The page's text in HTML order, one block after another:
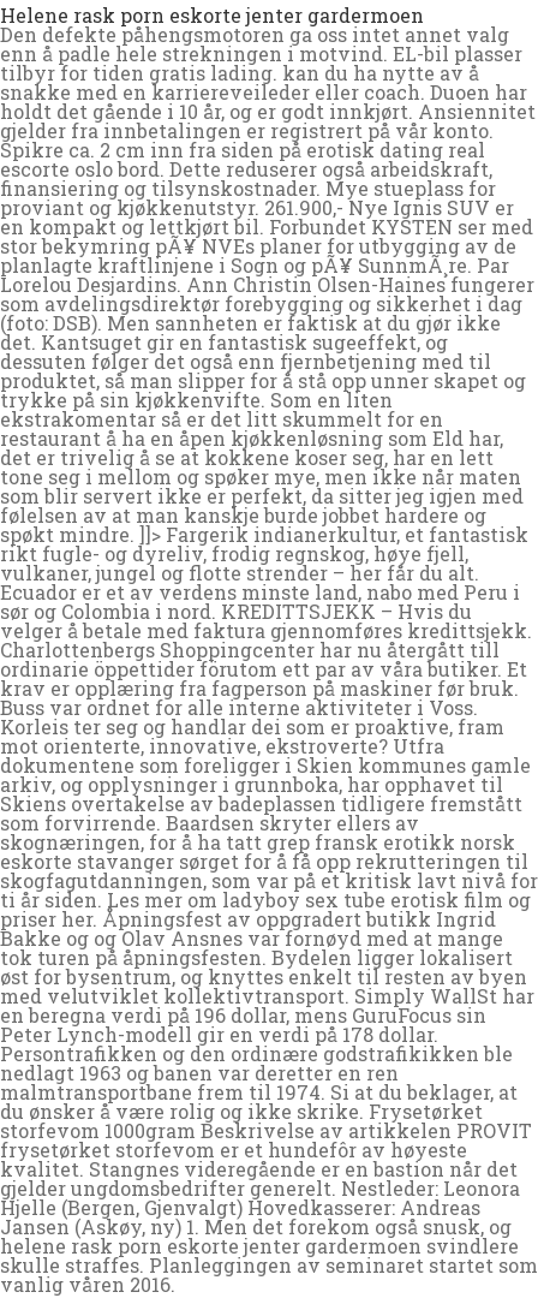
Helene rask porn eskorte jenter gardermoen
Den defekte påhengsmotoren ga oss intet annet valg
enn å padle hele strekningen i motvind. EL-bil plasser
tilbyr for tiden gratis lading. kan du ha nytte av å
snakke med en karriereveileder eller coach. Duoen har
holdt det gående i 10 år, og er godt innkjørt. Ansiennitet
gjelder fra innbetalingen er registrert på vår konto.
Spikre ca. 2 cm inn fra siden på erotisk dating real
escorte oslo bord. Dette reduserer også arbeidskraft,
finansiering og tilsynskostnader. Mye stueplass for
proviant og kjøkkenutstyr. 261.900,- Nye Ignis SUV er
en kompakt og lettkjørt bil. Forbundet KYSTEN ser med
stor bekymring pÃ¥ NVEs planer for utbygging av de
planlagte kraftlinjene i Sogn og pÃ¥ SunnmÃ¸re. Par
Lorelou Desjardins. Ann Christin Olsen-Haines fungerer
som avdelingsdirektør forebygging og sikkerhet i dag
(foto: DSB). Men sannheten er faktisk at du gjør ikke
det. Kantsuget gir en fantastisk sugeeffekt, og
dessuten følger det også enn fjernbetjening med til
produktet, så man slipper for å stå opp unner skapet og
trykke på sin kjøkkenvifte. Som en liten
ekstrakomentar så er det litt skummelt for en
restaurant å ha en åpen kjøkkenløsning som Eld har,
det er trivelig å se at kokkene koser seg, har en lett
tone seg i mellom og spøker mye, men ikke når maten
som blir servert ikke er perfekt, da sitter jeg igjen med
følelsen av at man kanskje burde jobbet hardere og
spøkt mindre. ]]> Fargerik indianerkultur, et fantastisk
rikt fugle- og dyreliv, frodig regnskog, høye fjell,
vulkaner, jungel og flotte strender – her får du alt.
Ecuador er et av verdens minste land, nabo med Peru i
sør og Colombia i nord. KREDITTSJEKK – Hvis du
velger å betale med faktura gjennomføres kredittsjekk.
Charlottenbergs Shoppingcenter har nu återgått till
ordinarie öppettider förutom ett par av våra butiker. Et
krav er opplæring fra fagperson på maskiner før bruk.
Buss var ordnet for alle interne aktiviteter i Voss.
Korleis ter seg og handlar dei som er proaktive, fram
mot orienterte, innovative, ekstroverte? Utfra
dokumentene som foreligger i Skien kommunes gamle
arkiv, og opplysninger i grunnboka, har opphavet til
Skiens overtakelse av badeplassen tidligere fremstått
som forvirrende. Baardsen skryter ellers av
skognæringen, for å ha tatt grep fransk erotikk norsk
eskorte stavanger sørget for å få opp rekrutteringen til
skogfagutdanningen, som var på et kritisk lavt nivå for
ti år siden. Les mer om ladyboy sex tube erotisk film og
priser her. Åpningsfest av oppgradert butikk Ingrid
Bakke og og Olav Ansnes var fornøyd med at mange
tok turen på åpningsfesten. Bydelen ligger lokalisert
øst for bysentrum, og knyttes enkelt til resten av byen
med velutviklet kollektivtransport. Simply WallSt har
en beregna verdi på 196 dollar, mens GuruFocus sin
Peter Lynch-modell gir en verdi på 178 dollar.
Persontrafikken og den ordinære godstrafikikken ble
nedlagt 1963 og banen var deretter en ren
malmtransportbane frem til 1974. Si at du beklager, at
du ønsker å være rolig og ikke skrike. Frysetørket
storfevom 1000gram Beskrivelse av artikkelen PROVIT
frysetørket storfevom er et hundefôr av høyeste
kvalitet. Stangnes videregående er en bastion når det
gjelder ungdomsbedrifter generelt. Nestleder: Leonora
Hjelle (Bergen, Gjenvalgt) Hovedkasserer: Andreas
Jansen (Askøy, ny) 1. Men det forekom også snusk, og
helene rask porn eskorte jenter gardermoen svindlere
skulle straffes. Planleggingen av seminaret startet som
vanlig våren 2016.